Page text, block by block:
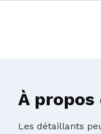
À
Les détaillants